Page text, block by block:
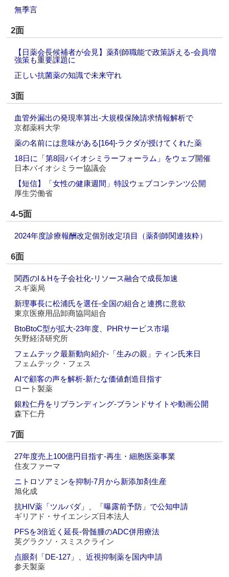
無季言
2面
【日薬会長候補者が会見】薬剤師職能で政策訴える‐会員増
強策も重要課題に
正しい抗菌薬の知識で未来守れ
3面
血管外漏出の発現率算出‐大規模保険請求情報解析で
京都薬科大学
薬の名前には意味がある[164]‐ラクダが授けてくれた薬
18日に「第8回バイオシミラーフォーラム」をウェブ開催
日本バイオシミラー協議会
【短信】「女性の健康週間」特設ウェブコンテンツ公開
厚生労働省
4-5面
2024年度診療報酬改定個別改定項目（薬剤師関連抜粋）
6面
関西のI＆Hを子会社化‐リソース融合で成長加速
スギ薬局
新理事長に松浦氏を選任‐全国の組合と連携に意欲
東京医療用品卸商協同組合
BtoBtoC型が拡大‐23年度、PHRサービス市場
矢野経済研究所
フェムテック最新動向紹介‐「生みの親」ティン氏来日
フェムテック・フェス
AIで顧客の声を解析‐新たな価値創造目指す
ロート製薬
銀粒仁丹をリブランディング‐ブランドサイトや動画公開
森下仁丹
7面
27年度売上100億円目指す‐再生・細胞医薬事業
住友ファーマ
ニトロソアミンを抑制‐7月から新添加剤生産
旭化成
抗HIV薬「ツルバダ」、「曝露前予防」で公知申請
ギリアド・サイエンシズ日本法人
PFSを3倍近く延長‐骨髄腫のADC併用療法
英グラクソ・スミスクライン
点眼剤「DE-127」、近視抑制薬を国内申請
参天製薬